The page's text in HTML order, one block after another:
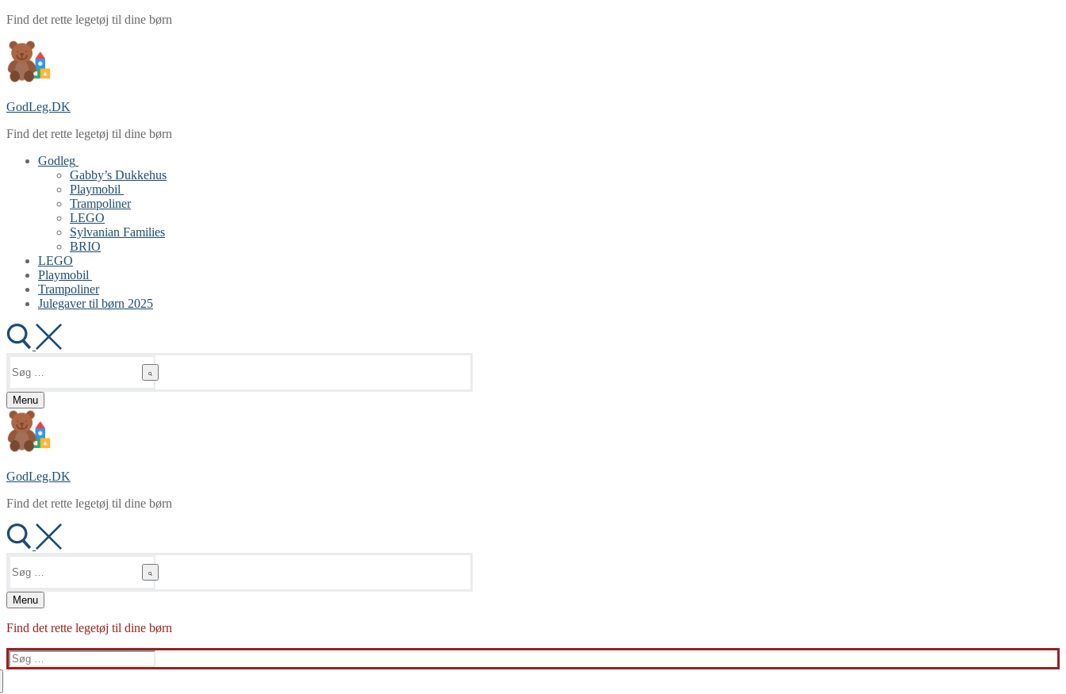
Spring
indhold
Menu
Luk
Find det rette legetøj til dine børn
GodLeg.DK
Find det rette legetøj til dine børn
Godleg
Gabby’s Dukkehus
Playmobil
Trampoliner
LEGO
Sylvanian Families
BRIO
LEGO
Playmobil
Trampoliner
Julegaver til børn 2025
efter:
Menu
GodLeg.DK
Find det rette legetøj til dine børn
efter:
Menu
Find det rette legetøj til dine børn
Søg
efter: